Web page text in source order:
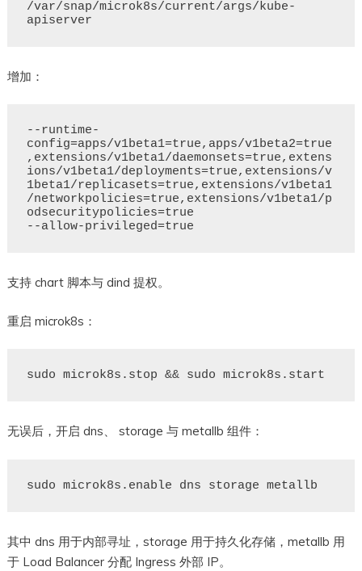
/var/snap/microk8s/current/args/kube-
增加：
--runtime-
config=apps/v1beta1=true,apps/v1beta2=true
,extensions/v1beta1/daemonsets=true,extens
ions/v1beta1/deployments=true,extensions/v
1beta1/replicasets=true,extensions/v1beta1
/networkpolicies=true,extensions/v1beta1/p
odsecuritypolicies=true
支持 chart 脚本与 dind 提权。
重启 microk8s：
无误后，开启 dns、 storage 与 metallb 组件：
其中 dns 用于内部寻址，storage 用于持久化存储，metallb 用
于 Load Balancer 分配 Ingress 外部 IP。